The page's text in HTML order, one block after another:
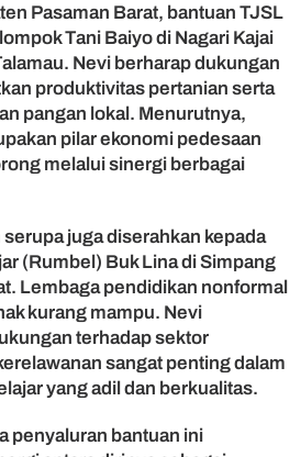
a
m
a
n
B
a
D
o
r
g
P
e
b
Pasaman Barat, bantuan TJSL
Tani Baiyo di Nagari Kajai
Nevi berharap dukungan
produktivitas pertanian serta
pangan lokal. Menurutnya,
pilar ekonomi pedesaan
melalui sinergi berbagai
juga diserahkan kepada
(Rumbel) Buk Lina di Simpang
Lembaga pendidikan nonformal
kurang mampu. Nevi
terhadap sektor
sangat penting dalam
yang adil dan berkualitas.
penyaluran bantuan ini